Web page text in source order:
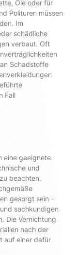
Öle oder für
Polituren müssen
Im
schädliche
verbaut. Oft
Schadstoffe
Fall
eine geeignete
und
beachten.
gesorgt sein –
sachkundigen
Die Vernichtung
nach der
auf einer dafür